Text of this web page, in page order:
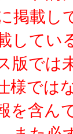
掲載し
してい
版では
様では
を含ん